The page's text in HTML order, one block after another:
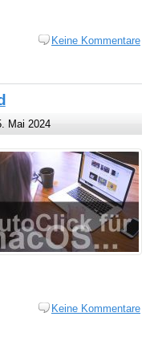
Keine Kommentare
Mai 2024
Keine Kommentare